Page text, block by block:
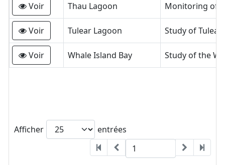
Voir Thau Lagoon
Voir Tulear Lagoon
Voir Whale Island Bay
Afficher entrées